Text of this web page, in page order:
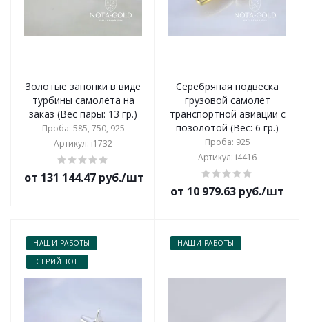
Золотые запонки в виде
турбины самолёта на
заказ (Вес пары: 13 гр.)
Проба: 585, 750, 925
Артикул: i1732
от 131 144.47 руб./шт
Серебряная подвеска
грузовой самолёт
транспортной авиации с
позолотой (Вес: 6 гр.)
Проба: 925
Артикул: i4416
от 10 979.63 руб./шт
НАШИ РАБОТЫ
СЕРИЙНОЕ
НАШИ РАБОТЫ